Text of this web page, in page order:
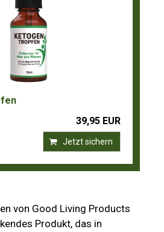
39,95 EUR
Jetzt sichern
von Good Living Products
Produkt, das in